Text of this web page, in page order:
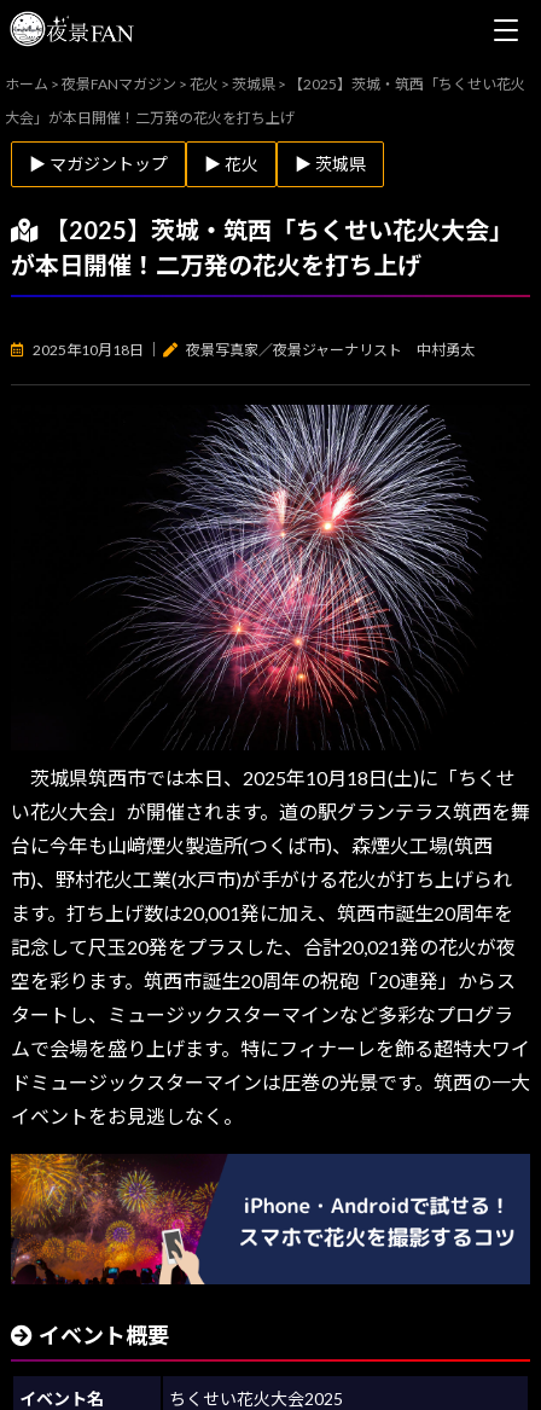
ホーム >夜景FANマガジン >花火 >茨城県 >
【2025】茨城・筑西「ちくせい花火
大会」が本日開催！二万発の花火を打ち上げ
▶ マガジントップ ▶ 花火 ▶ 茨城県
【2025】茨城・筑西「ちくせい花火大会」
が本日開催！二万発の花火を打ち上げ
2025年10月18日 夜景写真家／夜景ジャーナリスト 中村勇太
茨城県筑西市では本日、2025年10月18日(土)に「ちくせ
い花火大会」が開催されます。道の駅グランテラス筑西を舞
台に今年も山﨑煙火製造所(つくば市)、森煙火工場(筑西
市)、野村花火工業(水戸市)が手がける花火が打ち上げられ
ます。打ち上げ数は20,001発に加え、筑西市誕生20周年を
記念して尺玉20発をプラスした、合計20,021発の花火が夜
空を彩ります。筑西市誕生20周年の祝砲「20連発」からス
タートし、ミュージックスターマインなど多彩なプログラ
ムで会場を盛り上げます。特にフィナーレを飾る超特大ワイ
ドミュージックスターマインは圧巻の光景です。筑西の一大
イベントをお見逃しなく。
イベント概要
イベント名 ちくせい花火大会2025